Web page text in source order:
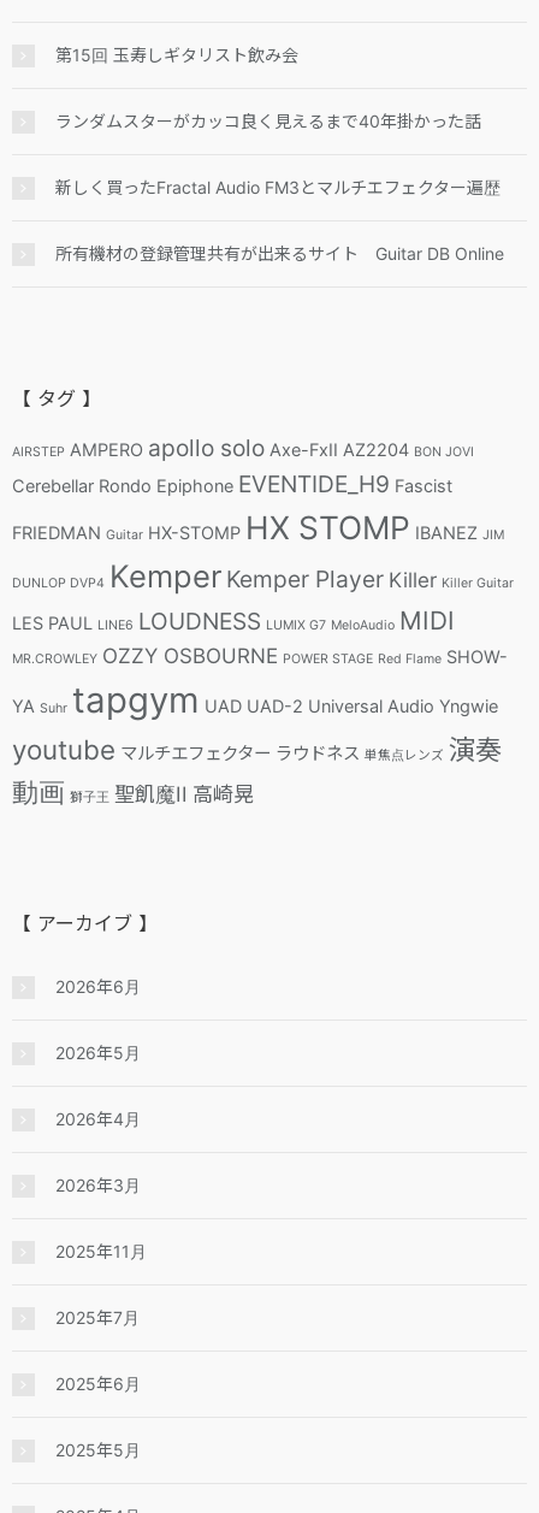
第15回 玉寿しギタリスト飲み会
ランダムスターがカッコ良く見えるまで40年掛かった話
新しく買ったFractal Audio FM3とマルチエフェクター遍歴
所有機材の登録管理共有が出来るサイト Guitar DB Online
【 タグ 】
AIRSTEP AMPERO apollo solo Axe-FxII AZ2204 BON JOVI
Cerebellar Rondo Epiphone EVENTIDE_H9 Fascist
FRIEDMAN Guitar HX-STOMP HX STOMP IBANEZ JIM
DUNLOP DVP4 Kemper Kemper Player Killer Killer Guitar
LES PAUL LINE6 LOUDNESS LUMIX G7 MeloAudio MIDI
MR.CROWLEY OZZY OSBOURNE POWER STAGE Red Flame SHOW-
YA Suhr tapgym UAD UAD-2 Universal Audio Yngwie
youtube マルチエフェクター ラウドネス 単焦点レンズ 演奏
動画 獅子王 聖飢魔II 高崎晃
【 アーカイブ 】
2026年6月
2026年5月
2026年4月
2026年3月
2025年11月
2025年7月
2025年6月
2025年5月